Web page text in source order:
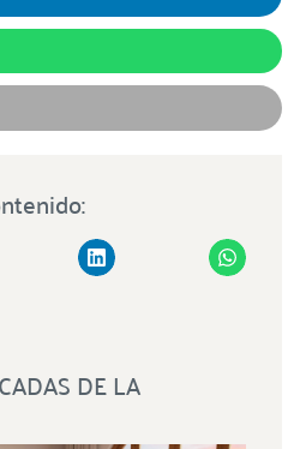
DE LA